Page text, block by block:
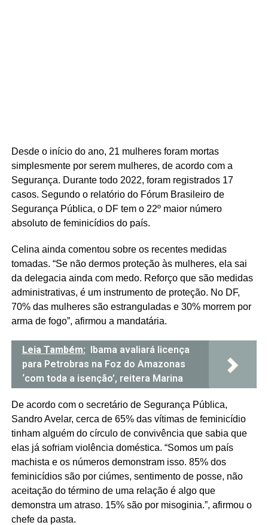
Desde o início do ano, 21 mulheres foram mortas
simplesmente por serem mulheres, de acordo com a
Segurança. Durante todo 2022, foram registrados 17
casos. Segundo o relatório do Fórum Brasileiro de
Segurança Pública, o DF tem o 22º maior número
absoluto de feminicídios do país.
Celina ainda comentou sobre os recentes medidas
tomadas. “Se não dermos proteção às mulheres, ela sai
da delegacia ainda com medo. Reforço que são medidas
administrativas, é um instrumento de proteção. No DF,
70% das mulheres são estranguladas e 30% morrem por
arma de fogo”, afirmou a mandatária.
Leia Também: Ibama avaliará licença
para Petrobras na Foz do Amazonas
‘com toda a isenção’, reitera Marina
De acordo com o secretário de Segurança Pública,
Sandro Avelar, cerca de 65% das vítimas de feminicídio
tinham alguém do círculo de convivência que sabia que
elas já sofriam violência doméstica. “Somos um país
machista e os números demonstram isso. 85% dos
feminicídios são por ciúmes, sentimento de posse, não
aceitação do término de uma relação é algo que
demonstra um atraso. 15% são por misoginia.”, afirmou o
chefe da pasta.